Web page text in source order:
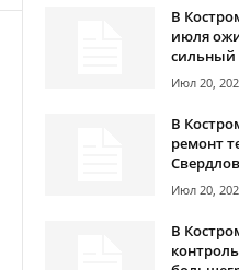
В
июля
сильный
Июл 20,
В
ремонт
Июл 20,
В